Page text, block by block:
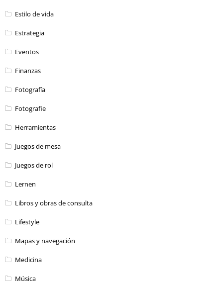
Estilo de vida
Estrategia
Eventos
Finanzas
Fotografía
Fotografie
Herramientas
Juegos de mesa
Juegos de rol
Lernen
Libros y obras de consulta
Lifestyle
Mapas y navegación
Medicina
Música